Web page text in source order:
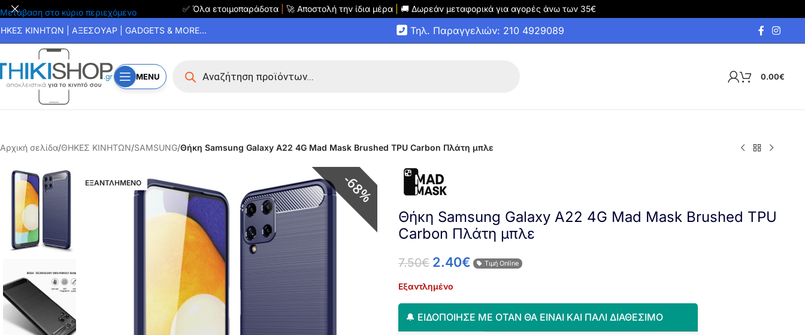
Μετάβαση στο κύριο περιεχόμενο ✅ Όλα ετοιμοπαράδοτα 🚀 Αποστολή την ίδια μέρα 🚚 Δωρεάν μεταφορικά για αγορές άνω των 35€
ΚΙΝΗΤΩΝ | ΑΞΕΣΟΥΑΡ | GADGETS & MORE... Τηλ. Παραγγελιών: 210 4929089
MENU 0.00€
Αρχική σελίδα/ΘΗΚΕΣ ΚΙΝΗΤΩΝ/SAMSUNG/Θήκη Samsung Galaxy A22 4G Mad Mask Brushed TPU Carbon Πλάτη μπλε
ΕΞΑΝΤΛΗΜΕΝΟ 68%
Θήκη Samsung Galaxy A22 4G Mad Mask Brushed TPU
Carbon Πλάτη μπλε
7.50€ 2.40€ Τιμή Online
Εξαντλημένο
🔔 ΕΙΔΟΠΟΊΗΣΈ ΜΕ ΌΤΑΝ ΘΑ ΕΊΝΑΙ ΚΑΙ ΠΆΛΙ ΔΙΑΘΈΣΙΜΟ